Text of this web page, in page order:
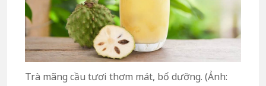
Trà mãng cầu tươi thơm mát, bổ dưỡng. (Ảnh: